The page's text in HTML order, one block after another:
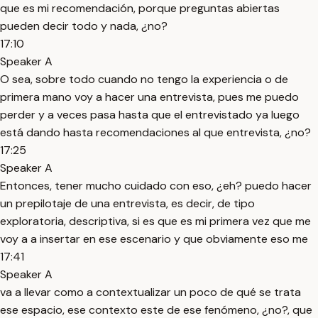
que es mi recomendación, porque preguntas abiertas
pueden decir todo y nada, ¿no?
17:10
Speaker A
O sea, sobre todo cuando no tengo la experiencia o de
primera mano voy a hacer una entrevista, pues me puedo
perder y a veces pasa hasta que el entrevistado ya luego
está dando hasta recomendaciones al que entrevista, ¿no?
17:25
Speaker A
Entonces, tener mucho cuidado con eso, ¿eh? puedo hacer
un prepilotaje de una entrevista, es decir, de tipo
exploratoria, descriptiva, si es que es mi primera vez que me
voy a a insertar en ese escenario y que obviamente eso me
17:41
Speaker A
va a llevar como a contextualizar un poco de qué se trata
ese espacio, ese contexto este de ese fenómeno, ¿no?, que